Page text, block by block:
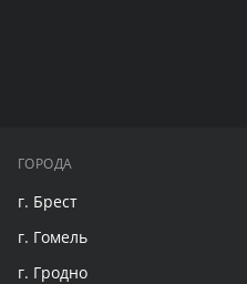
ГОРОДА
г. Брест
г. Гомель
г. Гродно